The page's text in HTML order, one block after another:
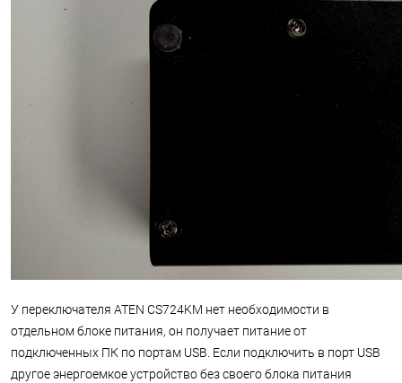
У переключателя ATEN CS724KM нет необходимости в
отдельном блоке питания, он получает питание от
подключенных ПК по портам USB. Если подключить в порт USB
другое энергоемкое устройство без своего блока питания